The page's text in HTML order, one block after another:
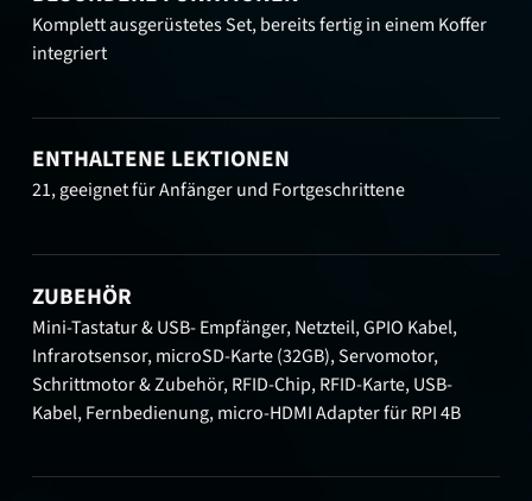
Komplett ausgerüstetes Set, bereits fertig in einem Koffer
integriert
ENTHALTENE LEKTIONEN
21, geeignet für Anfänger und Fortgeschrittene
ZUBEHÖR
Mini-Tastatur & USB- Empfänger, Netzteil, GPIO Kabel,
Infrarotsensor, microSD-Karte (32GB), Servomotor,
Schrittmotor & Zubehör, RFID-Chip, RFID-Karte, USB-
Kabel, Fernbedienung, micro-HDMI Adapter für RPI 4B